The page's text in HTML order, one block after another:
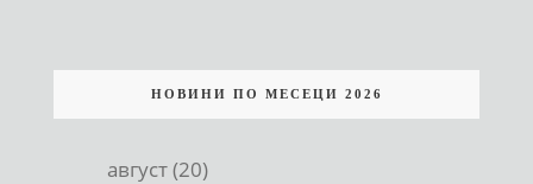
НОВИНИ ПО МЕСЕЦИ 2026
август (20)